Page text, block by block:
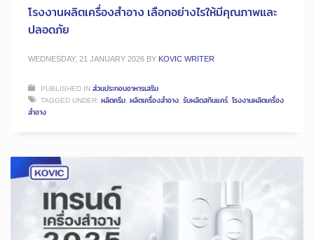
โรงงานผลิตเครื่องสำอาง เลือกอย่างไรให้มีคุณภาพและ
ปลอดภัย
WEDNESDAY, 21 JANUARY 2026 BY KOVIC WRITER
PUBLISHED INส่วนประกอบอาหารเสริม
TAGGED UNDER: ผลิตครีม, ผลิตเครื่องสำอาง, รับผลิตสกินแคร์, โรงงานผลิตเครื่อง
สำอาง